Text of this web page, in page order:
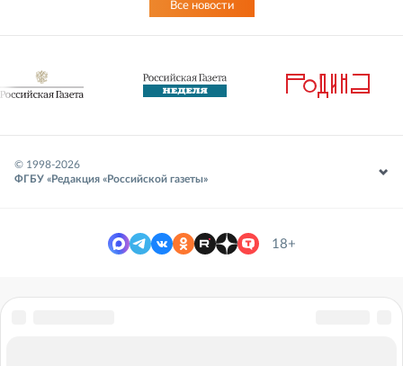
Все новости
© 1998-2026
ФГБУ «Редакция «Российской газеты»
18+